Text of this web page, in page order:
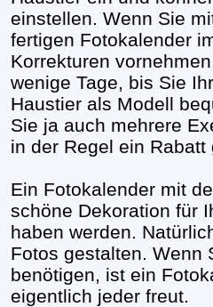
einstellen. Wenn Sie
fertigen Fotokalender
Korrekturen
wenige Tage, bis Sie
Haustier als Modell
Sie ja auch mehrere
in der Regel ein Rabatt
Ein Fotokalender mit
schöne Dekoration für
haben werden.
Fotos gestalten. Wenn
benötigen, ist ein
eigentlich jeder freut.